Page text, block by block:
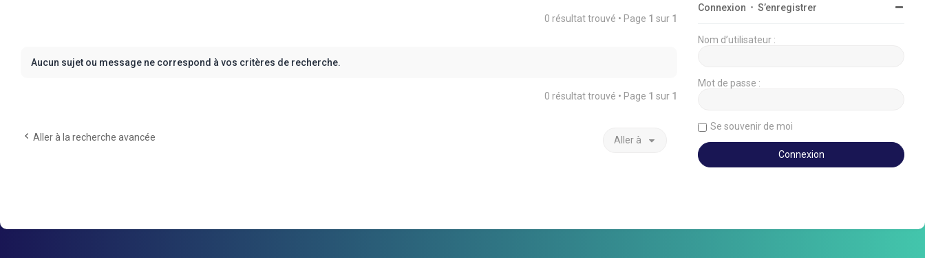
0 résultat trouvé • Page 1 sur 1
Aucun sujet ou message ne correspond à vos critères de recherche.
0 résultat trouvé • Page 1 sur 1
Aller à la recherche avancée Aller à
Connexion • S’enregistrer
Nom d’utilisateur :
Mot de passe :
Se souvenir de moi